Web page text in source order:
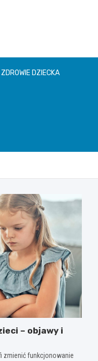
ZDROWIE DZIECKA
– objawy i
zmienić funkcjonowanie